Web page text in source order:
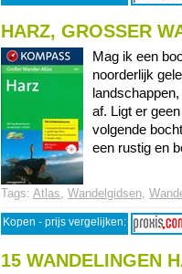
HARZ, GROSSER
Mag ik een
noorderlijk
af. Ligt er
volgende
een rustig en
Tags: Atlas, Wandelgidsen,
Kopen - prijs vergelijken:
15 WANDELINGEN